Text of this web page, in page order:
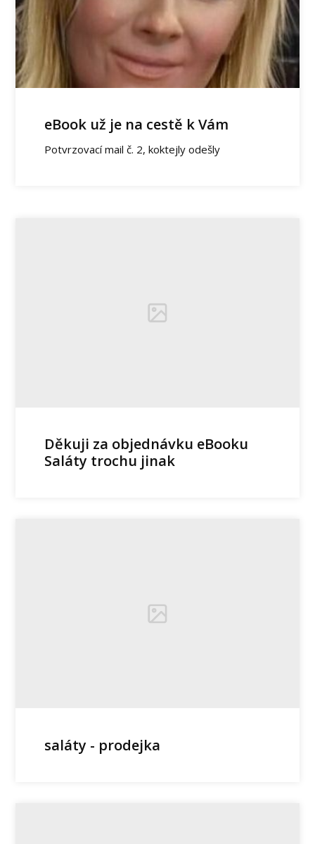
eBook už je na cestě k Vám
Potvrzovací mail č. 2, koktejly odešly
Děkuji za objednávku eBooku
Saláty trochu jinak
saláty - prodejka